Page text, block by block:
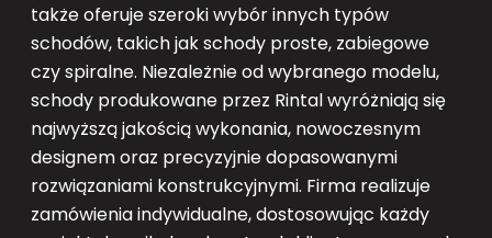
także oferuje szeroki wybór innych typów
schodów, takich jak schody proste, zabiegowe
czy spiralne. Niezależnie od wybranego modelu,
schody produkowane przez Rintal wyróżniają się
najwyższą jakością wykonania, nowoczesnym
designem oraz precyzyjnie dopasowanymi
rozwiązaniami konstrukcyjnymi. Firma realizuje
zamówienia indywidualne, dostosowując każdy